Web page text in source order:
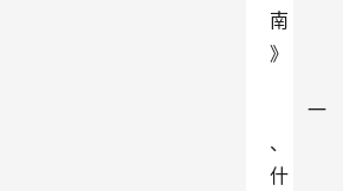
南
》
一
、
什